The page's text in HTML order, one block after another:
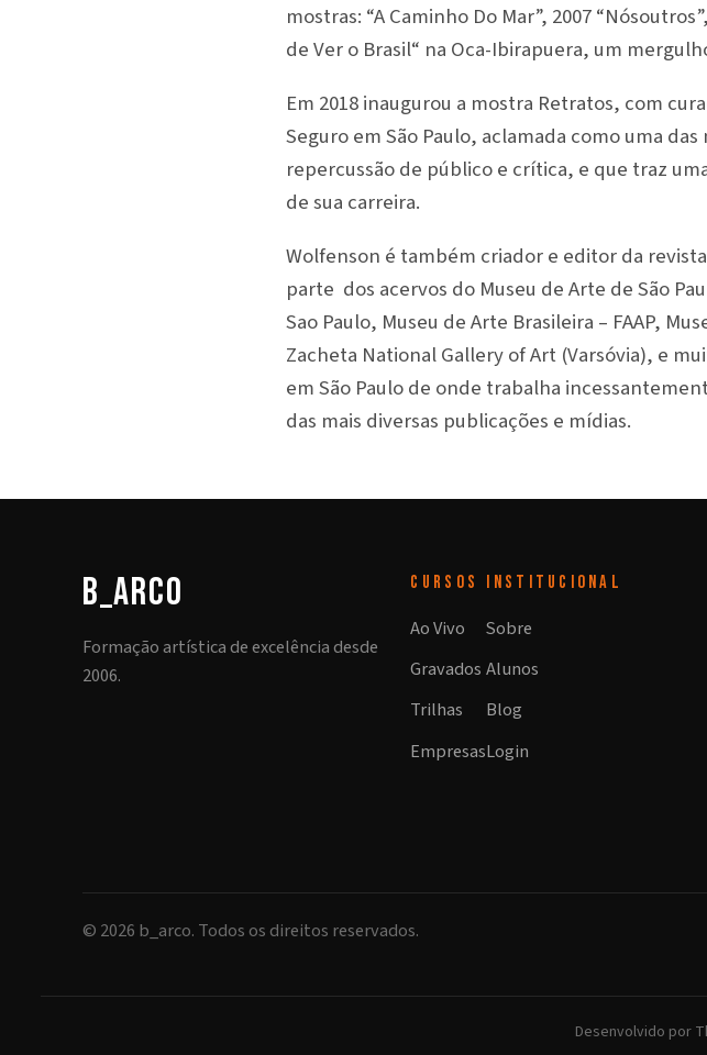
mostras: “A Caminho Do Mar”, 2007
de Ver o Brasil“ na Oca-Ibirapuera, um
Em 2018 inaugurou a mostra Retratos, com
Seguro em São Paulo, aclamada como uma
repercussão de público e crítica, e que traz
de sua carreira.
Wolfenson é também criador e editor da
parte dos acervos do Museu de Arte de São
Sao Paulo, Museu de Arte Brasileira – FAAP,
Zacheta National Gallery of Art (Varsóvia), e
em São Paulo de onde trabalha
das mais diversas publicações e mídias.
b_arco
Formação artística de excelência desde
2006.
CURSOS
Ao Vivo
Gravados
Trilhas
Empresas
INSTITUCIONAL
Sobre
Alunos
Blog
Login
© 2026 b_arco. Todos os direitos reservados.
Desenvolvido por